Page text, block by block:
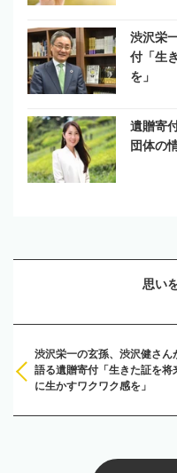
渋沢栄
付「生
を」
遺贈寄
団体の
渋沢栄一の玄孫、渋沢健さん
語る遺贈寄付「生きた証を将
に生かすワクワク感を」
思い